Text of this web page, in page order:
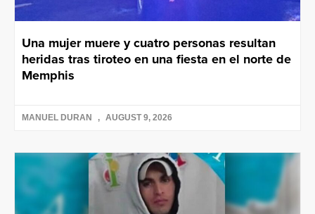
Una mujer muere y cuatro personas resultan
heridas tras tiroteo en una fiesta en el norte de
Memphis
MANUEL DURAN AUGUST 9, 2026